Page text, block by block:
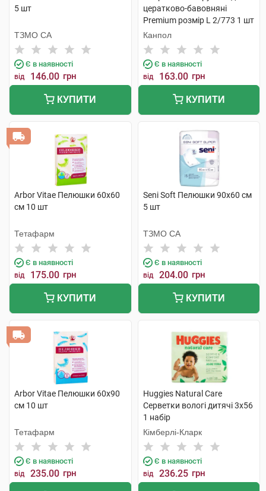
5 шт
ТЗМО СА
Є в наявності
від 146.00 грн
КУПИТИ
цератково-бавовняні
Premium розмір L 2/773 1 шт
Канпол
Є в наявності
від 163.00 грн
КУПИТИ
Arbor Vitae Пелюшки 60х60
см 10 шт
Тетафарм
Є в наявності
від 175.00 грн
КУПИТИ
Seni Soft Пелюшки 90х60 см
5 шт
ТЗМО СА
Є в наявності
від 204.00 грн
КУПИТИ
Arbor Vitae Пелюшки 60х90
см 10 шт
Тетафарм
Є в наявності
від 235.00 грн
Huggies Natural Care
Серветки вологі дитячі 3х56
1 набір
Кімберлі-Кларк
Є в наявності
від 236.25 грн